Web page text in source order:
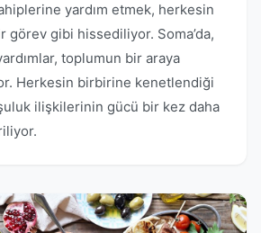
yardım etmek, herkesin
görev gibi hissediliyor. Soma’da,
toplumun bir araya
Herkesin birbirine kenetlendiği
ilişkilerinin gücü bir kez daha